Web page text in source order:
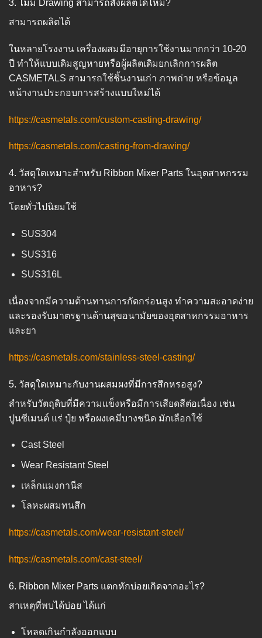
3. ไม่มี Drawing สามารถสั่งผลิตได้ไหม?
สามารถผลิตได้
ในหลายโรงงาน เครื่องผสมมีอายุการใช้งานมากกว่า 10-20
ปี ทำให้แบบเดิมสูญหายหรือผู้ผลิตเดิมยกเลิกการผลิต
CASMETALS สามารถใช้ชิ้นงานเก่า ภาพถ่าย หรือข้อมูล
หน้างานประกอบการสร้างแบบใหม่ได้
https://casmetals.com/custom-casting-drawing/
https://casmetals.com/casting-from-drawing/
4. วัสดุใดเหมาะสำหรับ Ribbon Mixer Parts ในอุตสาหกรรม
อาหาร?
โดยทั่วไปนิยมใช้
SUS304
SUS316
SUS316L
เนื่องจากมีความต้านทานการกัดกร่อนสูง ทำความสะอาดง่าย
และรองรับมาตรฐานด้านสุขอนามัยของอุตสาหกรรมอาหาร
และยา
https://casmetals.com/stainless-steel-casting/
5. วัสดุใดเหมาะกับงานผสมผงที่มีการสึกหรอสูง?
สำหรับวัตถุดิบที่มีความแข็งหรือมีการเสียดสีต่อเนื่อง เช่น
ปูนซีเมนต์ แร่ ปุ๋ย หรือผงเคมีบางชนิด มักเลือกใช้
Cast Steel
Wear Resistant Steel
เหล็กแมงกานีส
โลหะผสมทนสึก
https://casmetals.com/wear-resistant-steel/
https://casmetals.com/cast-steel/
6. Ribbon Mixer Parts แตกหักบ่อยเกิดจากอะไร?
สาเหตุที่พบได้บ่อย ได้แก่
โหลดเกินกำลังออกแบบ